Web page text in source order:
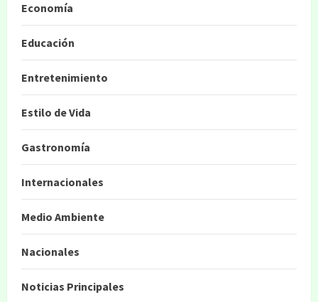
Economía
Educación
Entretenimiento
Estilo de Vida
Gastronomía
Internacionales
Medio Ambiente
Nacionales
Noticias Principales